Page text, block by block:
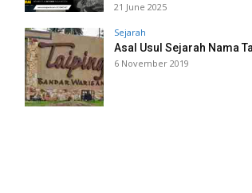
21 June 2025
Sejarah
Asal Usul Sejarah Nama
6 November 2019